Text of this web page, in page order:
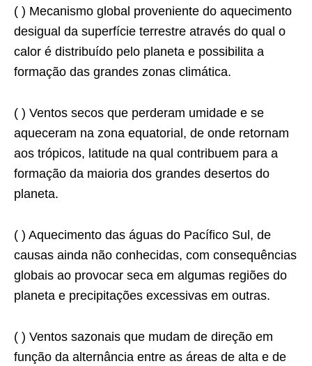
( ) Mecanismo global proveniente do aquecimento
desigual da superfície terrestre através do qual o
calor é distribuído pelo planeta e possibilita a
formação das grandes zonas climática.
( ) Ventos secos que perderam umidade e se
aqueceram na zona equatorial, de onde retornam
aos trópicos, latitude na qual contribuem para a
formação da maioria dos grandes desertos do
planeta.
( ) Aquecimento das águas do Pacífico Sul, de
causas ainda não conhecidas, com consequências
globais ao provocar seca em algumas regiões do
planeta e precipitações excessivas em outras.
( ) Ventos sazonais que mudam de direção em
função da alternância entre as áreas de alta e de